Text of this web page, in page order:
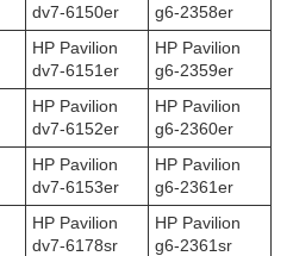
dv7-6150er
g6-2358er
HP Pavilion
dv7-6151er
HP Pavilion
g6-2359er
HP Pavilion
dv7-6152er
HP Pavilion
g6-2360er
HP Pavilion
dv7-6153er
HP Pavilion
g6-2361er
HP Pavilion
dv7-6178sr
HP Pavilion
g6-2361sr